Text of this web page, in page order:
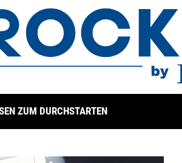
ZUM DURCHSTARTEN